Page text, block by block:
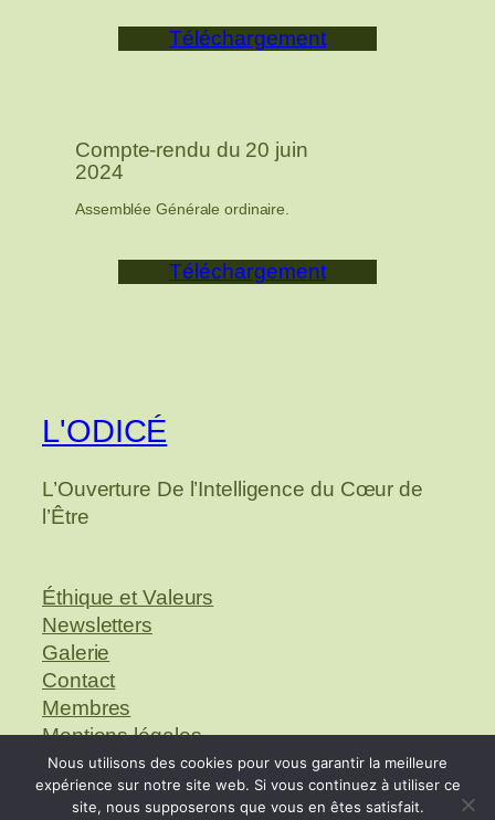
Téléchargement
Compte-rendu du 20 juin
2024
Assemblée Générale ordinaire.
Téléchargement
L'ODICÉ
L’Ouverture De l’Intelligence du Cœur de
l’Être
Éthique et Valeurs
Newsletters
Galerie
Contact
Membres
Mentions légales
Gestion des cookies
Nous utilisons des cookies pour vous garantir la meilleure
expérience sur notre site web. Si vous continuez à utiliser ce
site, nous supposerons que vous en êtes satisfait.